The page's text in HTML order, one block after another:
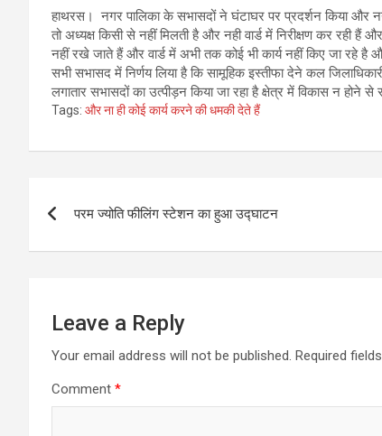
हाथरस। नगर पालिका के सभासदों ने घंटाघर पर प्रदर्शन किया और
तो अध्यक्ष किसी से नहीं मिलती है और नही वार्ड में निरीक्षण कर रही
नहीं रखे जाते हैं और वार्ड में अभी तक कोई भी कार्य नहीं किए जा रहे है
सभी सभासद में निर्णय लिया है कि सामूहिक इस्तीफा देने कल
लगातार सभासदों का उत्पीड़न किया जा रहा है क्षेत्र में विकास न
Tags: और ना ही कोई कार्य करने की धमकी देते हैं
navigation
परम ज्योति फीलिंग स्टेशन का हुआ उद्घाटन
Leave a Reply
Your email address will not be published. Required
Comment *